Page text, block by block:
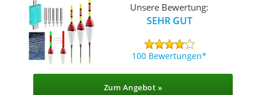
Unsere Bewertung:
SEHR GUT
100 Bewertungen
Zum Angebot »